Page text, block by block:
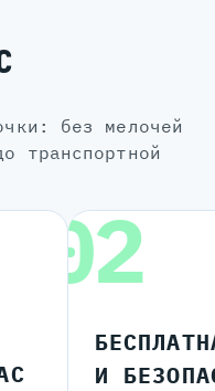
транспортной
02
И